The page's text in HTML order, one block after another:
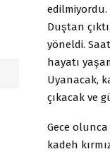
edilmiyordu.
Duştan
yöneldi.
hayatı
Uyanacak,
çıkacak ve
Gece
kadeh